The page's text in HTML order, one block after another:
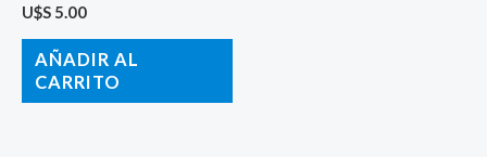
U$S 5.00
AÑADIR AL
CARRITO